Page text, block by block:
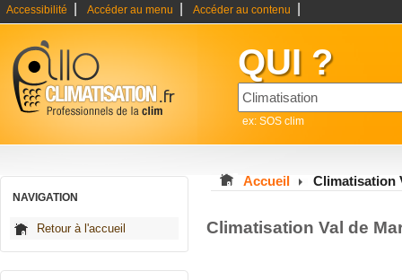
Accessibilité Accéder au menu Accéder au contenu
QUI ?
ex: SOS clim
NAVIGATION
Retour à l'accueil
Accueil Climatisation
Climatisation Val de